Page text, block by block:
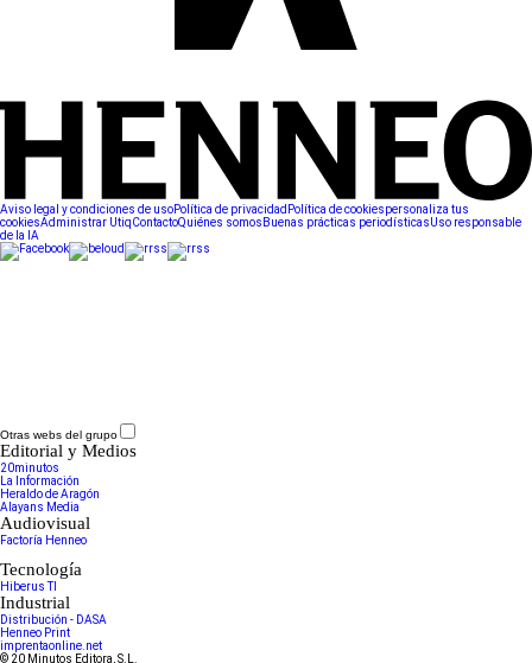
Aviso legal y condiciones de usoPolítica de privacidad Política de cookiespersonaliza tus
cookiesAdministrar UtiqContactoQuiénes somos Buenas prácticas periodísticasUso responsable
de la IA
Otras webs del grupo
Editorial y Medios
20minutos
La Información
Heraldo de Aragón
Alayans Media
Audiovisual
Factoría Henneo
Tecnología
Hiberus TI
Industrial
Distribución - DASA
Henneo Print
imprentaonline.net
© 20 Minutos Editora, S.L.